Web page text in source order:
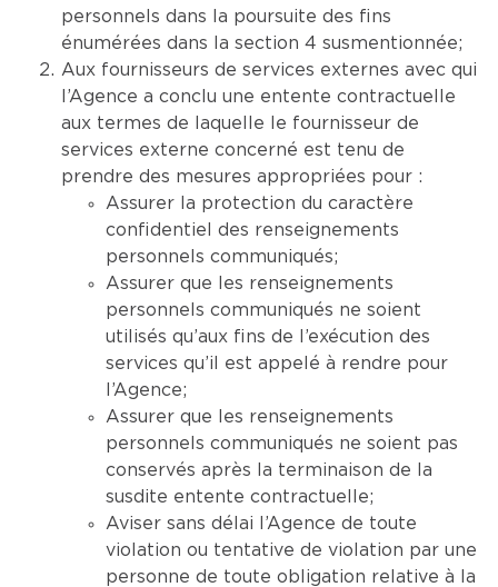
personnels dans la poursuite des fins
énumérées dans la section 4 susmentionnée;
Aux fournisseurs de services externes avec qui
l’Agence a conclu une entente contractuelle
aux termes de laquelle le fournisseur de
services externe concerné est tenu de
prendre des mesures appropriées pour :
Assurer la protection du caractère
confidentiel des renseignements
personnels communiqués;
Assurer que les renseignements
personnels communiqués ne soient
utilisés qu’aux fins de l’exécution des
services qu’il est appelé à rendre pour
l’Agence;
Assurer que les renseignements
personnels communiqués ne soient pas
conservés après la terminaison de la
susdite entente contractuelle;
Aviser sans délai l’Agence de toute
violation ou tentative de violation par une
personne de toute obligation relative à la